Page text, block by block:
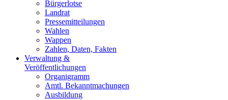
Bürgerlotse
Landrat
Pressemitteilungen
Wahlen
Wappen
Zahlen, Daten, Fakten
Verwaltung &
Veröffentlichungen
Organigramm
Amtl. Bekanntmachungen
Ausbildung